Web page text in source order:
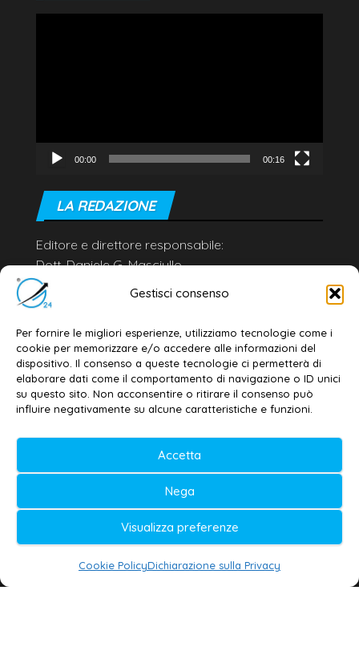
Gestisci consenso
Per fornire le migliori esperienze, utilizziamo tecnologie come i
cookie per memorizzare e/o accedere alle informazioni del
dispositivo. Il consenso a queste tecnologie ci permetterà di
elaborare dati come il comportamento di navigazione o ID unici
su questo sito. Non acconsentire o ritirare il consenso può
influire negativamente su alcune caratteristiche e funzioni.
Accetta
Nega
Visualizza preferenze
Cookie PolicyDichiarazione sulla Privacy
00:00 00:16
LA REDAZIONE
Editore e direttore responsabile:
Dott. Daniele G. Masciullo
Email:
redazione@galatina24.it
Privacy policy–Cookie policy
© 2020-2026 | Galatina24 ®
Testata iscritta al n. 11/2020 Registro della
Stampa Tribunale di Lecce
Editore e direttore responsabile:
Daniele G. Masciullo
Galatina24 è marchio registrato dal Ministero
delle Imprese